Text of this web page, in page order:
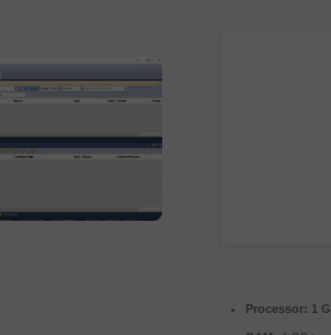
Processor: 1